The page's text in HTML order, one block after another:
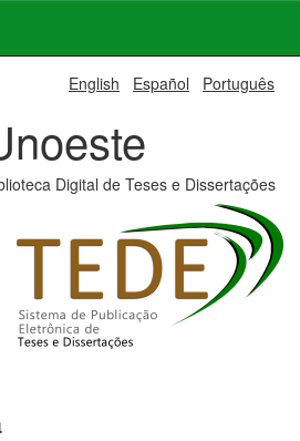
English Español Português
Digital de Teses e Dissertações